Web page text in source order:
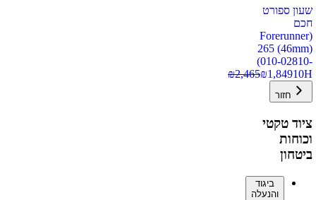
שעון ספורט
חכם
(Forerunner
265 (46mm)
(010-02810-
10H
₪1,849
₪2,465
חזור
ציוד טקטי
וכוחות
ביטחון
ביגוד
והנעלה